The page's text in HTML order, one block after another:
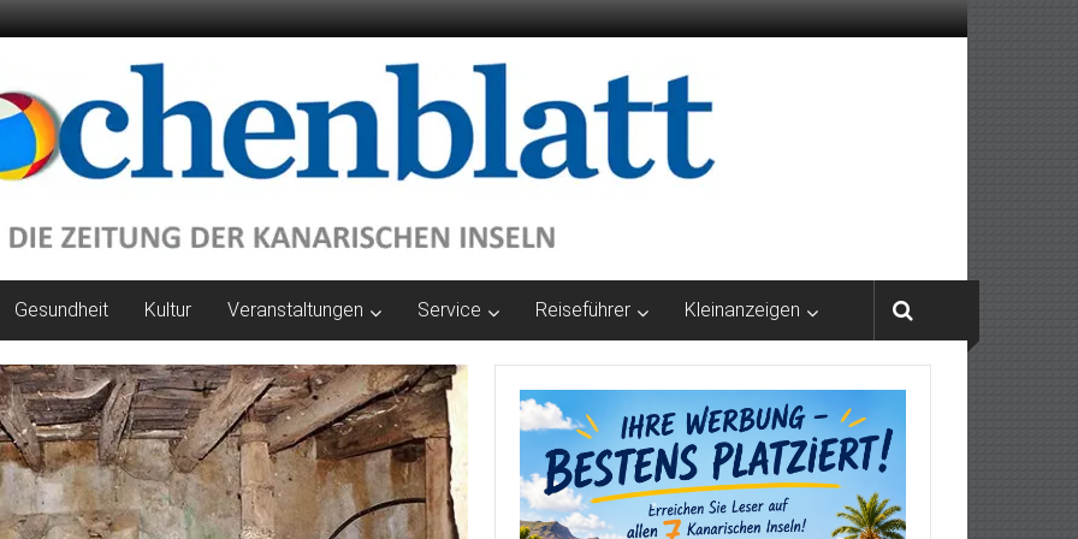
Gesundheit Kultur Veranstaltungen Service Reiseführer Kleinanzeigen